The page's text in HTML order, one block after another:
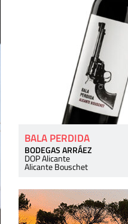
BALA PERDIDA
BODEGAS ARRÁEZ
DOP Alicante
Alicante Bouschet